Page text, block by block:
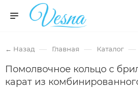
← Назад — Главная — Каталог —
Помолвочное кольцо с
карат из